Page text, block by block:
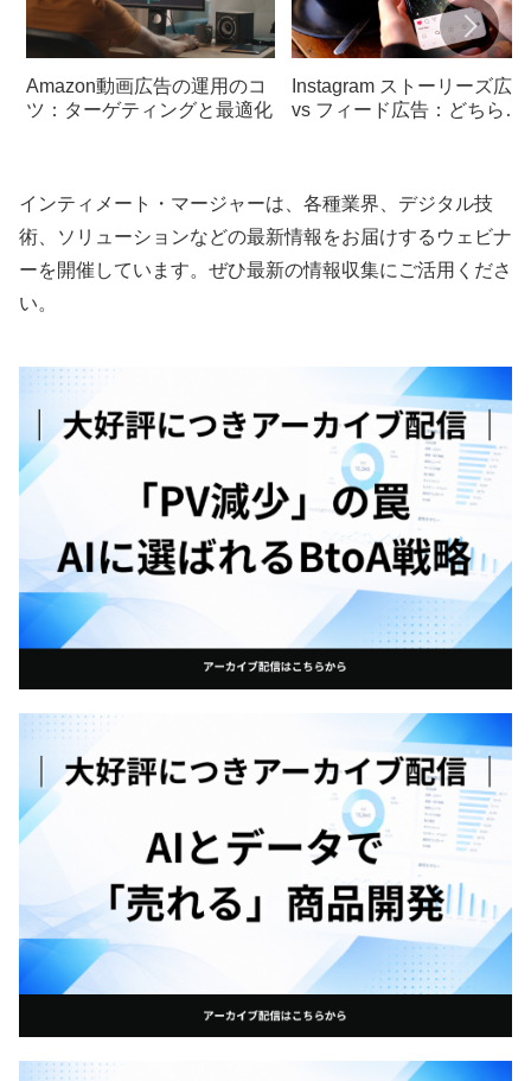
Amazon動画広告の運用のコ
ツ：ターゲティングと最適化
Instagram ストーリーズ広告
vs フィード広告：どちらを
インティメート・マージャーは、各種業界、デジタル技
術、ソリューションなどの最新情報をお届けするウェビナ
ーを開催しています。ぜひ最新の情報収集にご活用くださ
い。